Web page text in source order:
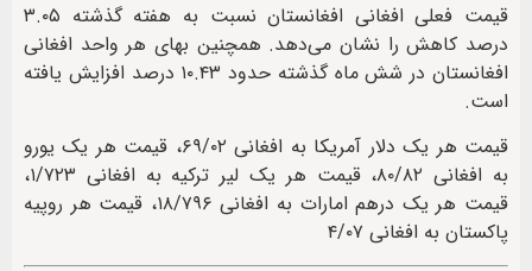
قیمت فعلی افغانی افغانستان نسبت به هفته گذشته ۳.۰۵
درصد کاهش را نشان می‌دهد. همچنین بهای هر واحد افغانی
افغانستان در شش ماه گذشته حدود ۱۰.۴۳ درصد افزایش یافته
است.
قیمت هر یک دلار آمریکا به افغانی ۶۹/۰۲، قیمت هر یک یورو
به افغانی ۸۰/۸۲، قیمت هر یک لیر ترکیه به افغانی ۱/۷۲۳،
قیمت هر یک درهم امارات به افغانی ۱۸/۷۹۶، قیمت هر روپیه
پاکستان به افغانی ۴/۰۷